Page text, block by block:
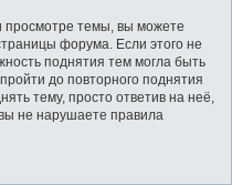
просмотре темы, вы можете
форума. Если этого не
поднятия тем могла быть
до повторного поднятия
тему, просто ответив на неё,
не нарушаете правила